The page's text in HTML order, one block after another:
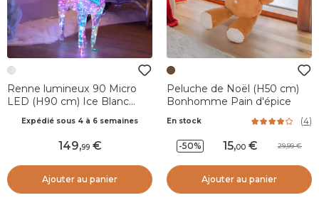
Renne lumineux 90 Micro
LED (H90 cm) Ice Blanc
Expédié sous 4 à 6 semaines
149,99
Ajouter au panier
Peluche de Noël (H50 cm)
Bonhomme Pain d'épice
En stock (4)
-50% 15,00 29,99
Ajouter au panier